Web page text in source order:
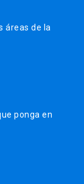
áreas de la
ponga en